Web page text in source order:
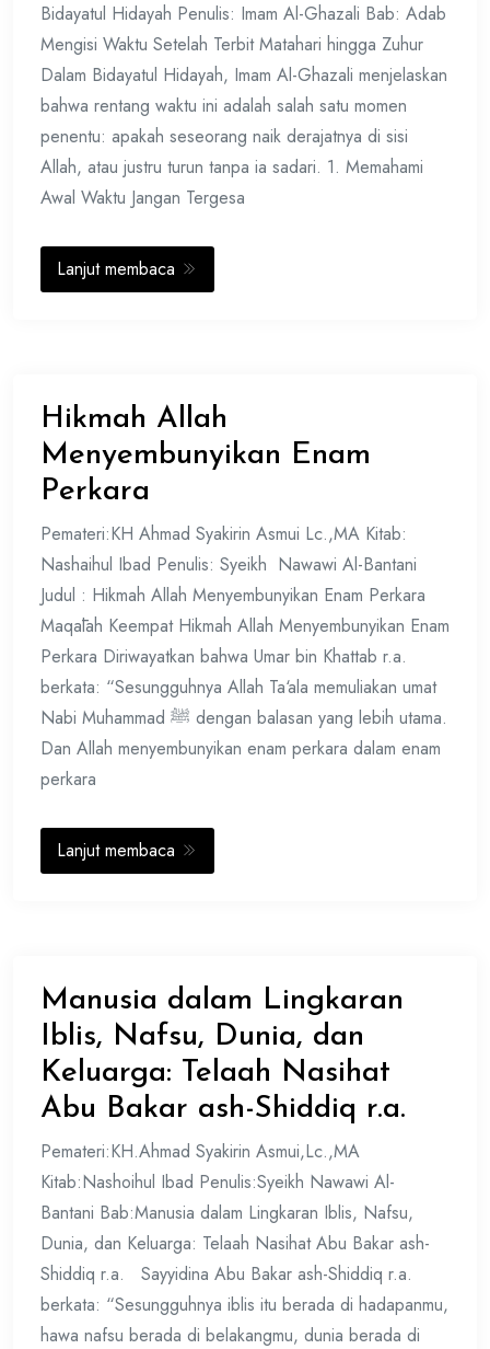
Bidayatul Hidayah Penulis: Imam Al-Ghazali Bab: Adab
Mengisi Waktu Setelah Terbit Matahari hingga Zuhur
Dalam Bidayatul Hidayah, Imam Al-Ghazali menjelaskan
bahwa rentang waktu ini adalah salah satu momen
penentu: apakah seseorang naik derajatnya di sisi
Allah, atau justru turun tanpa ia sadari. 1. Memahami
Awal Waktu Jangan Tergesa
Lanjut membaca
Hikmah Allah
Menyembunyikan Enam
Perkara
Pemateri:KH Ahmad Syakirin Asmui Lc.,MA Kitab:
Nashaihul Ibad Penulis: Syeikh Nawawi Al-Bantani
Judul : Hikmah Allah Menyembunyikan Enam Perkara
Maqālah Keempat Hikmah Allah Menyembunyikan Enam
Perkara Diriwayatkan bahwa Umar bin Khattab r.a.
berkata: “Sesungguhnya Allah Ta‘ala memuliakan umat
Nabi Muhammad ﷺ dengan balasan yang lebih utama.
Dan Allah menyembunyikan enam perkara dalam enam
perkara
Lanjut membaca
Manusia dalam Lingkaran
Iblis, Nafsu, Dunia, dan
Keluarga: Telaah Nasihat
Abu Bakar ash-Shiddiq r.a.
Pemateri:KH.Ahmad Syakirin Asmui,Lc.,MA
Kitab:Nashoihul Ibad Penulis:Syeikh Nawawi Al-
Bantani Bab:Manusia dalam Lingkaran Iblis, Nafsu,
Dunia, dan Keluarga: Telaah Nasihat Abu Bakar ash-
Shiddiq r.a. Sayyidina Abu Bakar ash-Shiddiq r.a.
berkata: “Sesungguhnya iblis itu berada di hadapanmu,
hawa nafsu berada di belakangmu, dunia berada di